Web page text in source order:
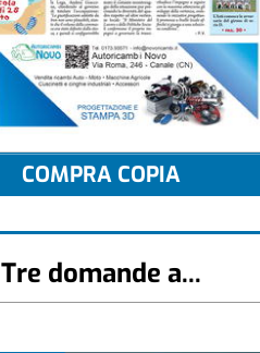
COMPRA COPIA
Tre domande a...